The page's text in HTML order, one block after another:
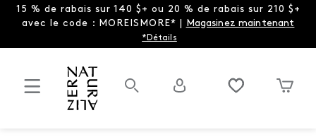
15 % de rabais sur 140 $+ ou 20 % de rabais sur 210 $+
avec le code : MOREISMORE* | Magasinez maintenant
*Détails